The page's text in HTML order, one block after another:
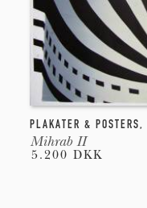
PLAKATER & POSTERS,
Mihrab II
5.200 DKK